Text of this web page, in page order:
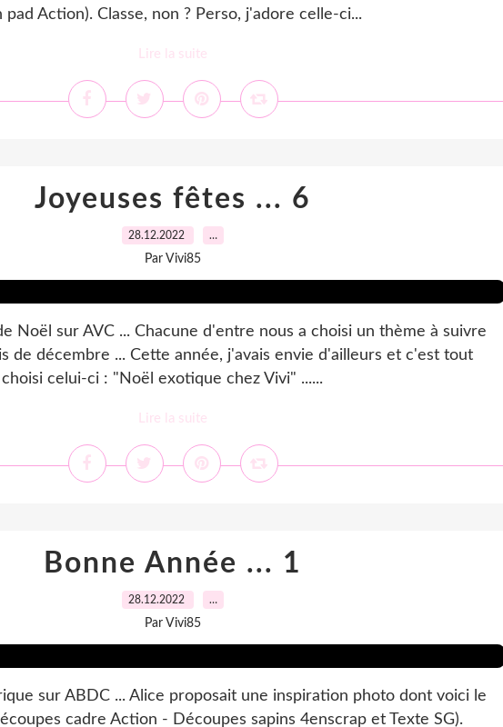
Action). Classe, non ? Perso, j'adore celle-ci...
Lire la suite
Joyeuses fêtes ... 6
28.12.2022 …
Par Vivi85
Noël sur AVC ... Chacune d'entre nous a choisi un thème à suivre
de décembre ... Cette année, j'avais envie d'ailleurs et c'est tout
celui-ci : "Noël exotique chez Vivi" ......
Lire la suite
Bonne Année ... 1
28.12.2022 …
Par Vivi85
sur ABDC ... Alice proposait une inspiration photo dont voici le
cadre Action - Découpes sapins 4enscrap et Texte SG).